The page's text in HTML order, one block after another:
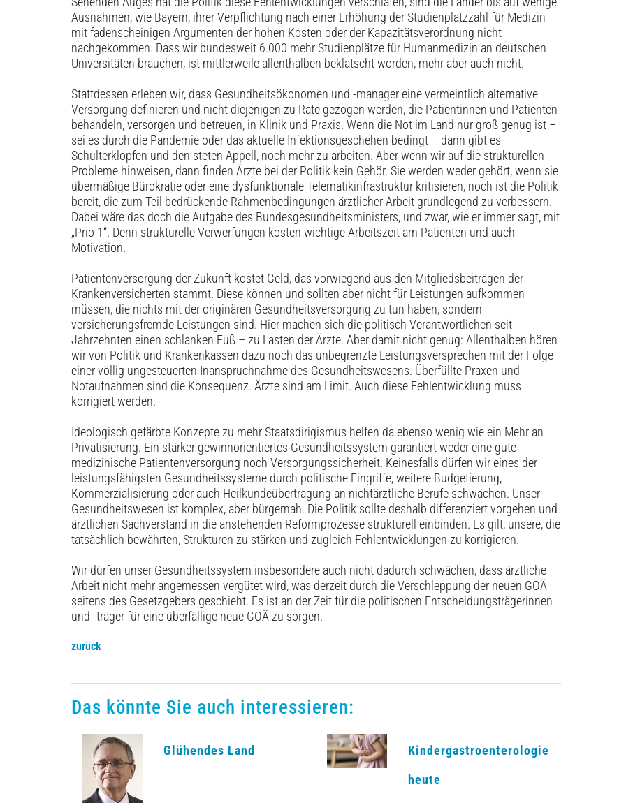
Ausnahmen, wie Bayern, ihrer Verpflichtung nach einer Erhöhung der Studienplatzzahl für ­Medizin
mit fadenscheinigen Argumenten der hohen Kosten oder der Kapazitätsverordnung nicht
nachgekommen. Dass wir bundesweit 6.000 mehr Studienplätze für Humanmedizin an deutschen
Universitäten brauchen, ist mittlerweile allenthalben beklatscht worden, mehr aber auch nicht.
Stattdessen erleben wir, dass Gesundheitsökonomen und ­-manager eine vermeintlich alternative
Versorgung definieren und nicht diejenigen zu Rate gezogen werden, die Patientinnen und Patienten
behandeln, versorgen und betreuen, in Klinik und Praxis. Wenn die Not im Land nur groß genug ist –
sei es durch die Pandemie oder das aktuelle Infektionsgeschehen bedingt – dann gibt es
Schulterklopfen und den steten Appell, noch mehr zu arbeiten. Aber wenn wir auf die strukturellen
Probleme hinweisen, dann finden Ärzte bei der Politik kein Gehör. Sie werden weder gehört, wenn sie
übermäßige Bürokratie oder eine dysfunktionale Telematikinfrastruktur kritisieren, noch ist die Politik
bereit, die zum Teil bedrückende Rahmenbedingungen ärztlicher Arbeit grundlegend zu verbessern.
Dabei wäre das doch die Aufgabe des Bundesgesundheitsministers, und zwar, wie er immer sagt, mit
„Prio 1“. Denn strukturelle Verwerfungen kosten wichtige Arbeitszeit am Patienten und auch
Motivation.
Patientenversorgung der Zukunft kostet Geld, das vorwiegend aus den Mitgliedsbeiträgen der
Krankenversicherten stammt. Diese können und sollten aber nicht für Leistungen aufkommen
müssen, die nichts mit der originären Gesundheitsversorgung zu tun haben, sondern
versicherungsfremde Leistungen sind. Hier machen sich die politisch Verantwortlichen seit
Jahrzehnten einen schlanken Fuß – zu Lasten der Ärzte. Aber damit nicht genug: Allenthalben hören
wir von Politik und Krankenkassen dazu noch das unbegrenzte Leistungsversprechen mit der Folge
einer völlig ungesteuerten Inanspruchnahme des Gesundheitswesens. Überfüllte Praxen und
Notaufnahmen sind die Konsequenz. Ärzte sind am Limit. Auch diese Fehlentwicklung muss
korrigiert werden.
Ideologisch gefärbte Konzepte zu mehr Staatsdirigismus helfen da ebenso wenig wie ein Mehr an
Privatisierung. Ein stärker ­gewinnorientiertes Gesundheitssystem garantiert weder eine gute
medizinische Patientenversorgung noch Versorgungs­sicherheit. Keinesfalls dürfen wir eines der
leistungsfähigsten Gesundheitssysteme durch politische Eingriffe, weitere Budgetierung,
Kommerzialisierung oder auch Heilkundeübertragung an nichtärztliche Berufe schwächen. Unser
Gesundheitswesen ist komplex, aber bürgernah. Die Politik sollte deshalb differenziert vorgehen und
ärztlichen Sachverstand in die anstehenden ­Reformprozesse strukturell einbinden. Es gilt, unsere, die
tatsächlich bewährten, Strukturen zu stärken und zugleich Fehlentwicklungen zu korrigieren.
Wir dürfen unser Gesundheitssystem insbesondere auch nicht dadurch schwächen, dass ärztliche
Arbeit nicht mehr angemessen vergütet wird, was derzeit durch die Verschleppung der neuen GOÄ
seitens des Gesetzgebers geschieht. Es ist an der Zeit für die politischen Entscheidungsträgerinnen
und -träger für eine überfällige neue GOÄ zu sorgen.
zurück
Das könnte Sie auch interessieren:
Glühendes Land
Kindergastroenterologie
heute